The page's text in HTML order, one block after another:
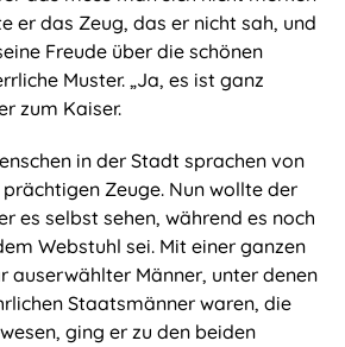
er das Zeug, das er nicht sah, und
Freude über die schönen
Muster. „Ja, es ist ganz
zum Kaiser.
in der Stadt sprachen von
Zeuge. Nun wollte der
es selbst sehen, während es noch
Webstuhl sei. Mit einer ganzen
auserwählter Männer, unter denen
Staatsmänner waren, die
ging er zu den beiden